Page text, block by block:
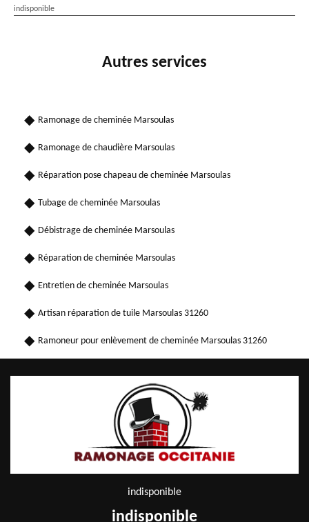
indisponible
Autres services
Ramonage de cheminée Marsoulas
Ramonage de chaudière Marsoulas
Réparation pose chapeau de cheminée Marsoulas
Tubage de cheminée Marsoulas
Débistrage de cheminée Marsoulas
Réparation de cheminée Marsoulas
Entretien de cheminée Marsoulas
Artisan réparation de tuile Marsoulas 31260
Ramoneur pour enlèvement de cheminée Marsoulas 31260
indisponible
indisponible